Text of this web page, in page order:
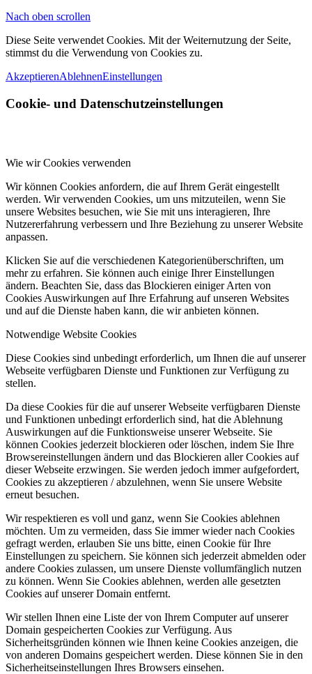
Nach oben scrollen
Diese Seite verwendet Cookies. Mit der Weiternutzung der Seite,
stimmst du die Verwendung von Cookies zu.
AkzeptierenAblehnenEinstellungen
Cookie- und Datenschutzeinstellungen
Wie wir Cookies verwenden
Wir können Cookies anfordern, die auf Ihrem Gerät eingestellt
werden. Wir verwenden Cookies, um uns mitzuteilen, wenn Sie
unsere Websites besuchen, wie Sie mit uns interagieren, Ihre
Nutzererfahrung verbessern und Ihre Beziehung zu unserer Website
anpassen.
Klicken Sie auf die verschiedenen Kategorienüberschriften, um
mehr zu erfahren. Sie können auch einige Ihrer Einstellungen
ändern. Beachten Sie, dass das Blockieren einiger Arten von
Cookies Auswirkungen auf Ihre Erfahrung auf unseren Websites
und auf die Dienste haben kann, die wir anbieten können.
Notwendige Website Cookies
Diese Cookies sind unbedingt erforderlich, um Ihnen die auf unserer
Webseite verfügbaren Dienste und Funktionen zur Verfügung zu
stellen.
Da diese Cookies für die auf unserer Webseite verfügbaren Dienste
und Funktionen unbedingt erforderlich sind, hat die Ablehnung
Auswirkungen auf die Funktionsweise unserer Webseite. Sie
können Cookies jederzeit blockieren oder löschen, indem Sie Ihre
Browsereinstellungen ändern und das Blockieren aller Cookies auf
dieser Webseite erzwingen. Sie werden jedoch immer aufgefordert,
Cookies zu akzeptieren / abzulehnen, wenn Sie unsere Website
erneut besuchen.
Wir respektieren es voll und ganz, wenn Sie Cookies ablehnen
möchten. Um zu vermeiden, dass Sie immer wieder nach Cookies
gefragt werden, erlauben Sie uns bitte, einen Cookie für Ihre
Einstellungen zu speichern. Sie können sich jederzeit abmelden oder
andere Cookies zulassen, um unsere Dienste vollumfänglich nutzen
zu können. Wenn Sie Cookies ablehnen, werden alle gesetzten
Cookies auf unserer Domain entfernt.
Wir stellen Ihnen eine Liste der von Ihrem Computer auf unserer
Domain gespeicherten Cookies zur Verfügung. Aus
Sicherheitsgründen können wie Ihnen keine Cookies anzeigen, die
von anderen Domains gespeichert werden. Diese können Sie in den
Sicherheitseinstellungen Ihres Browsers einsehen.